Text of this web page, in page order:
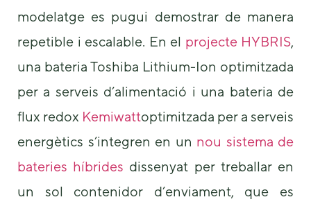
modelatge es pugui demostrar de manera
repetible i escalable. En el projecte HYBRIS,
una bateria Toshiba Lithium-Ion optimitzada
per a serveis d’alimentació i una bateria de
flux redox Kemiwattoptimitzada per a serveis
energètics s’integren en un nou sistema de
bateries híbrides dissenyat per treballar en
un sol contenidor d’enviament, que es